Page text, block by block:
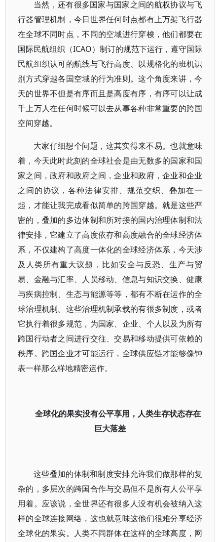
当然，还有很多国家与国家之间的航权协议与飞
行器管理机制，今日世界任何时点都有上万架飞行器
在全球不同时点，不同的空域进行穿梭，他们都要在
国际民航组织（ICAO）制订的规范下运行，遵守国际
民航组织认可的航线与飞行高度、以规格化的班机识
别方式穿越各国空域的行为准则。这个角度来讲，今
天的世界不但是有序而且是高度有序，有序可以让成
千上万人在任何时候可以去从事各种非常重要的跨国
空间穿越。
大家仔细想个问题，这其实得来不易。也就意味
着，今天此时此刻的全球社会是由无数多的国家和国
家之间，政府和政府之间，企业和政府，企业和企业
之间的协议，各种法律安排、规范交织、叠加在一
起，才能让我完成看似简单的跨国穿越。就是这些严
密的，叠加的多边体制和所对接的国内治理体制和法
律安排，它建立了高度依存和高度融合的全球经济体
系，不仅建构了高度一体化的全球经济体系，今天涉
及人类所有重大议题，比如安全与反恐、生产与贸
易、金融与汇率、人员移动、信息与知识交换、健康
与疾病控制、生态与能源等等，都有不断在运作的全
球治理机制。这些治理机制承载的有很多制度，或者
它执行着很多规范，为国家、企业、个人以及为所有
跨国行动者之间进行交往、交易和移动提供可依赖的
秩序。跨国企业才可能运行，全球供应链才能够像钟
表一样那么样地精密运作。
全球化的果实没有公平享用，人类生存状态存在
巨大落差
这些叠加的体制和制度安排允许我们做那样的复
杂的，多层次的跨国合作与交易但不是所有人公平享
用着。应该说，全世界还有很多人没有机会被纳入这
样的全球连接网络，这也就意味这他们很难分享经济
全球化的果实。人类不同群体在这样的全球高度，网